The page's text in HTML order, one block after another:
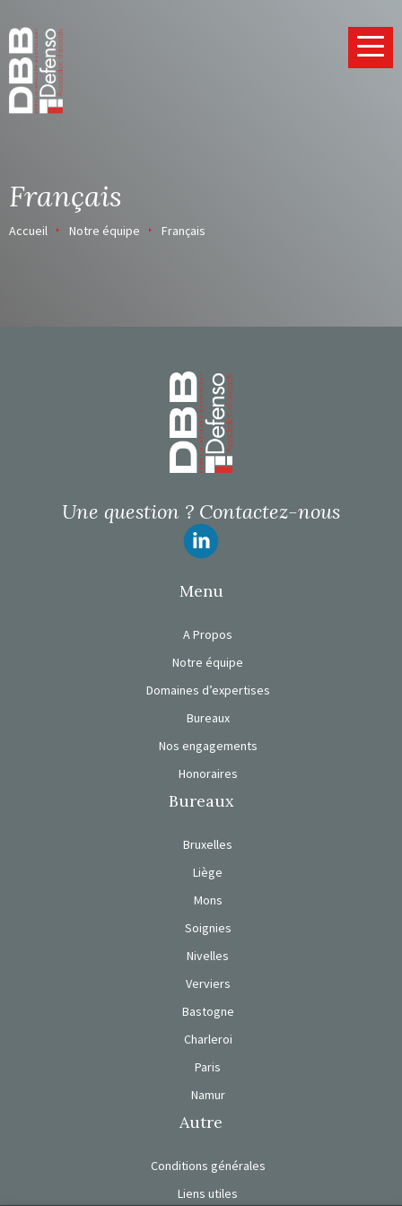
Page d’accueil
Français
Accueil Notre équipe Français
Page d’accueil
Une question ? Contactez-nous
Menu
A Propos
Notre équipe
Domaines d’expertises
Bureaux
Nos engagements
Honoraires
Bureaux
Bruxelles
Liège
Mons
Soignies
Nivelles
Verviers
Bastogne
Charleroi
Paris
Namur
Autre
Conditions générales
Liens utiles